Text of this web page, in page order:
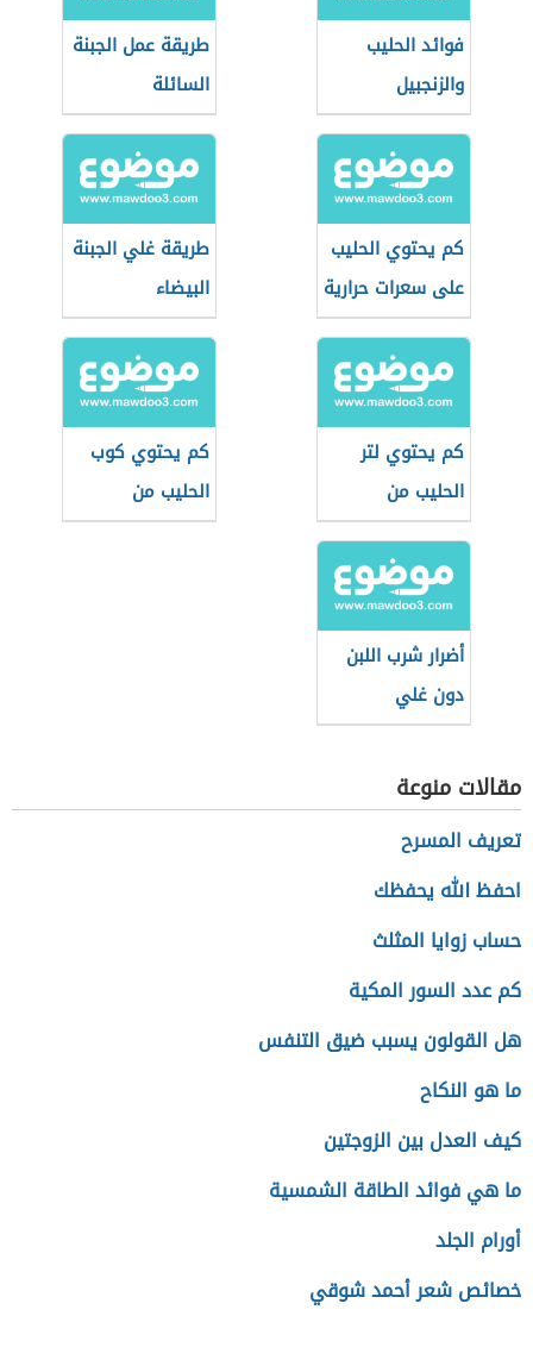
فوائد الحليب
والزنجبيل
طريقة عمل الجبنة
السائلة
كم يحتوي الحليب
على سعرات حرارية
طريقة غلي الجبنة
البيضاء
كم يحتوي لتر
الحليب من
البروتين
كم يحتوي كوب
الحليب من
البروتين
أضرار شرب اللبن
دون غلي
مقالات منوعة
تعريف المسرح
احفظ الله يحفظك
حساب زوايا المثلث
كم عدد السور المكية
هل القولون يسبب ضيق التنفس
ما هو النكاح
كيف العدل بين الزوجتين
ما هي فوائد الطاقة الشمسية
أورام الجلد
خصائص شعر أحمد شوقي